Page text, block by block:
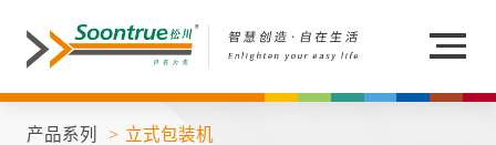
产品系列 立式包装机